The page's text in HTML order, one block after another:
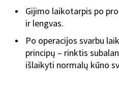
Gijimo laikotarpis po
ir lengvas.
Po operacijos svarbu
principų – rinktis
išlaikyti normalų kūno